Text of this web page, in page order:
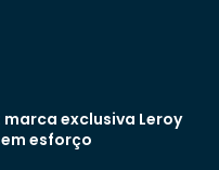
exclusiva Leroy
esforço